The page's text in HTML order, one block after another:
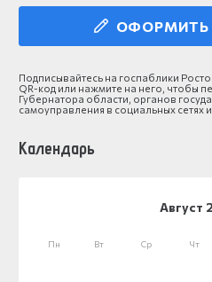
ОФОРМИТЬ
Подписывайтесь на госпаблики
QR-код или нажмите на него, чтобы
Губернатора области, органов
самоуправления в социальных сетях
Календарь
Август
Пн Вт Ср Чт